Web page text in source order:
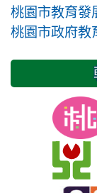
桃園市教育發
桃園市政府教